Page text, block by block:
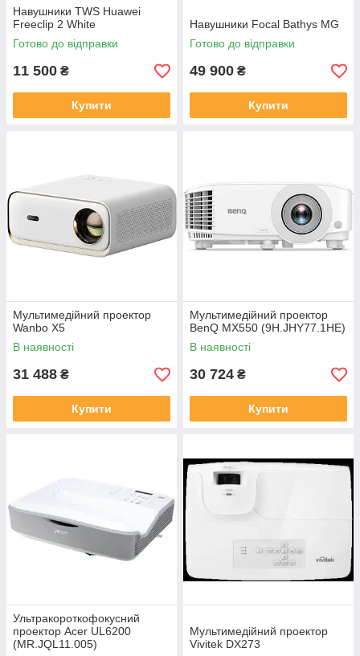
Навушники TWS Huawei
Freeclip 2 White
Готово до відправки
11 500 ₴
Купити
Навушники Focal Bathys MG
Готово до відправки
49 900 ₴
Купити
Мультимедійний проектор
Wanbo X5
В наявності
31 488 ₴
Купити
Мультимедійний проектор
BenQ MX550 (9H.JHY77.1HE)
В наявності
30 724 ₴
Купити
Ультракороткофокусний
проектор Acer UL6200
(MR.JQL11.005)
Мультимедійний проектор
Vivitek DX273